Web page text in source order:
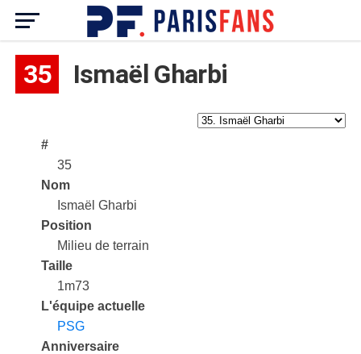
35 Ismaël Gharbi
#
35
Nom
Ismaël Gharbi
Position
Milieu de terrain
Taille
1m73
L'équipe actuelle
PSG
Anniversaire